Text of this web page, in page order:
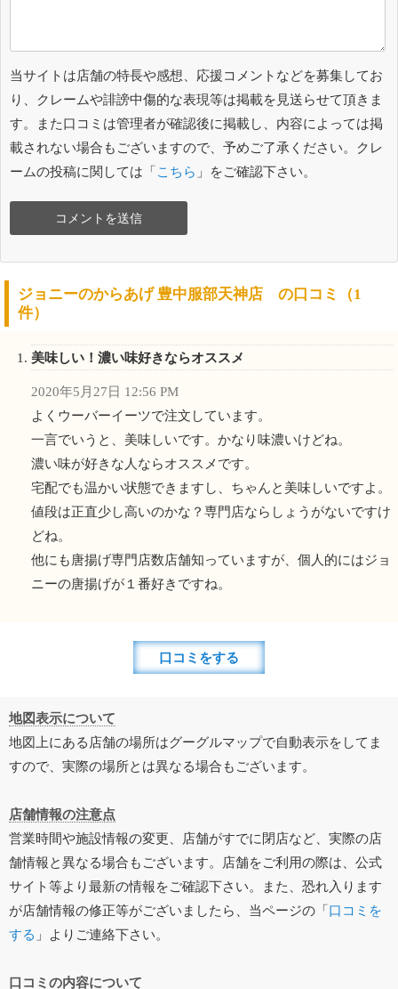
当サイトは店舗の特長や感想、応援コメントなどを募集してお
り、クレームや誹謗中傷的な表現等は掲載を見送らせて頂きま
す。また口コミは管理者が確認後に掲載し、内容によっては掲
載されない場合もございますので、予めご了承ください。クレ
ームの投稿に関しては「こちら 」をご確認下さい。
ジョニーのからあげ 豊中服部天神店 の口コミ（1
件）
美味しい！濃い味好きならオススメ
2020年5月27日 12:56 PM
よくウーバーイーツで注文しています。
一言でいうと、美味しいです。かなり味濃いけどね。
濃い味が好きな人ならオススメです。
宅配でも温かい状態できますし、ちゃんと美味しいですよ。
値段は正直少し高いのかな？専門店ならしょうがないですけ
どね。
他にも唐揚げ専門店数店舗知っていますが、個人的にはジョ
ニーの唐揚げが１番好きですね。
口コミをする
地図表示について
地図上にある店舗の場所はグーグルマップで自動表示をしてま
すので、実際の場所とは異なる場合もございます。
店舗情報の注意点
営業時間や施設情報の変更、店舗がすでに閉店など、実際の店
舗情報と異なる場合もございます。店舗をご利用の際は、公式
サイト等より最新の情報をご確認下さい。また、恐れ入ります
が店舗情報の修正等がございましたら、当ページの「口コミを
する 」よりご連絡下さい。
口コミの内容について